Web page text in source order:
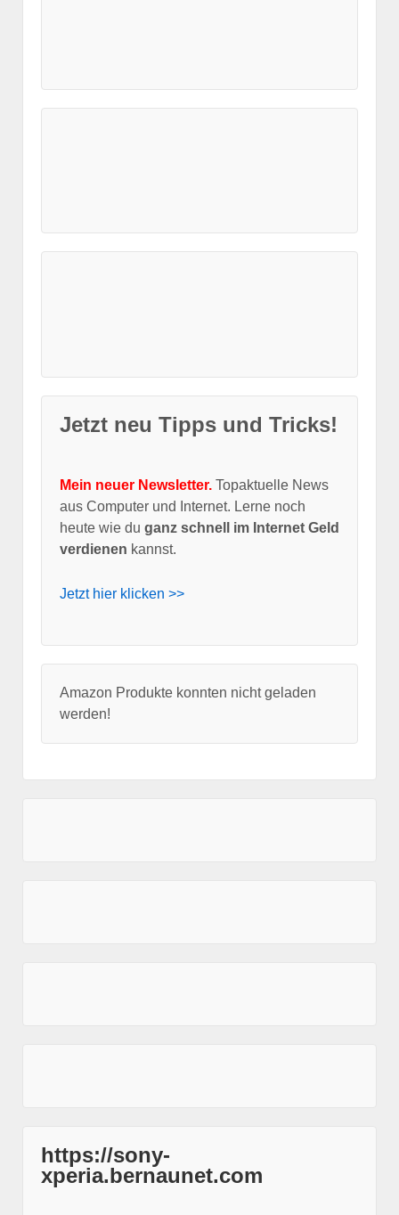
Jetzt neu Tipps und Tricks!
Mein neuer Newsletter. Topaktuelle News
aus Computer und Internet. Lerne noch
heute wie du ganz schnell im Internet Geld
verdienen kannst.
Jetzt hier klicken >>
Amazon Produkte konnten nicht geladen
werden!
https://sony-
xperia.bernaunet.com